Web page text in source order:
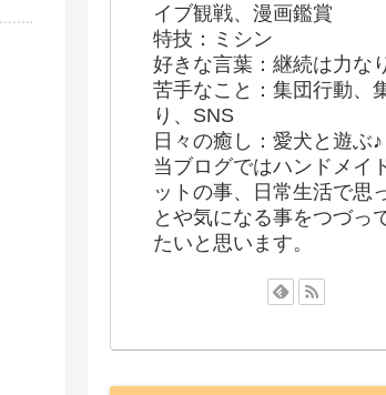
イブ観戦、漫画鑑賞
特技：ミシン
好きな言葉：継続は力な
苦手なこと：集団行動、
り、SNS
日々の癒し：愛犬と遊ぶ♪
当ブログではハンドメイ
ットの事、日常生活で思
とや気になる事をつづっ
たいと思います。